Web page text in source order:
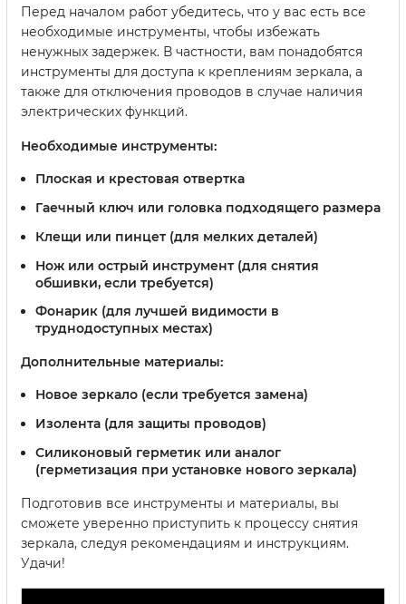
Перед началом работ убедитесь, что у вас есть все
необходимые инструменты, чтобы избежать
ненужных задержек. В частности, вам понадобятся
инструменты для доступа к креплениям зеркала, а
также для отключения проводов в случае наличия
электрических функций.
Необходимые инструменты:
Плоская и крестовая отвертка
Гаечный ключ или головка подходящего размера
Клещи или пинцет (для мелких деталей)
Нож или острый инструмент (для снятия
обшивки, если требуется)
Фонарик (для лучшей видимости в
труднодоступных местах)
Дополнительные материалы:
Новое зеркало (если требуется замена)
Изолента (для защиты проводов)
Силиконовый герметик или аналог
(герметизация при установке нового зеркала)
Подготовив все инструменты и материалы, вы
сможете уверенно приступить к процессу снятия
зеркала, следуя рекомендациям и инструкциям.
Удачи!